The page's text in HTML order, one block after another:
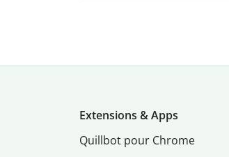
Extensions & Apps
Quillbot pour Chrome